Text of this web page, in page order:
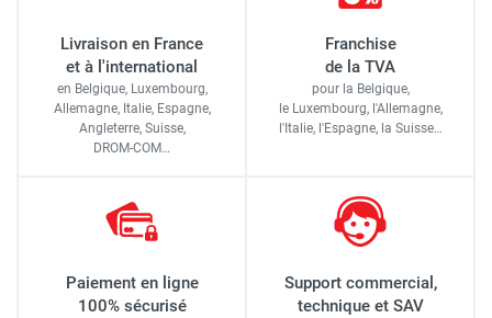
Livraison en France
et à l'international
en Belgique, Luxembourg,
Allemagne, Italie, Espagne,
Angleterre, Suisse,
DROM-COM…
Franchise
de la TVA
pour la Belgique,
le Luxembourg, l'Allemagne,
l'Italie, l'Espagne, la Suisse…
Paiement en ligne
100% sécurisé
Support commercial,
technique et SAV